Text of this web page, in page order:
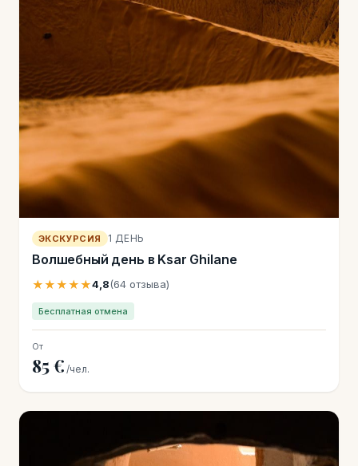
ЭКСКУРСИЯ 1 ДЕНЬ
Волшебный день в Ksar Ghilane
★★★★★4,8(64 отзыва)
Бесплатная отмена
От
85 € /чел.